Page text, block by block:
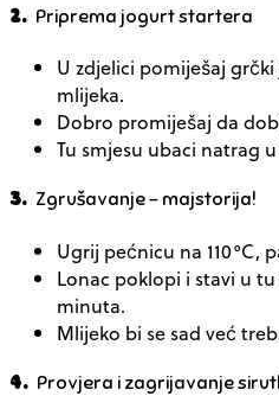
2. Priprema jogurt startera
U zdjelici pomiješaj
mlijeka.
Dobro promiješaj da
Tu smjesu ubaci natrag
3. Zgrušavanje – majstorija!
Ugrij pećnicu na 110°C,
Lonac poklopi i stavi u
minuta.
Mlijeko bi se sad već
4. Provjera i zagrijavanje